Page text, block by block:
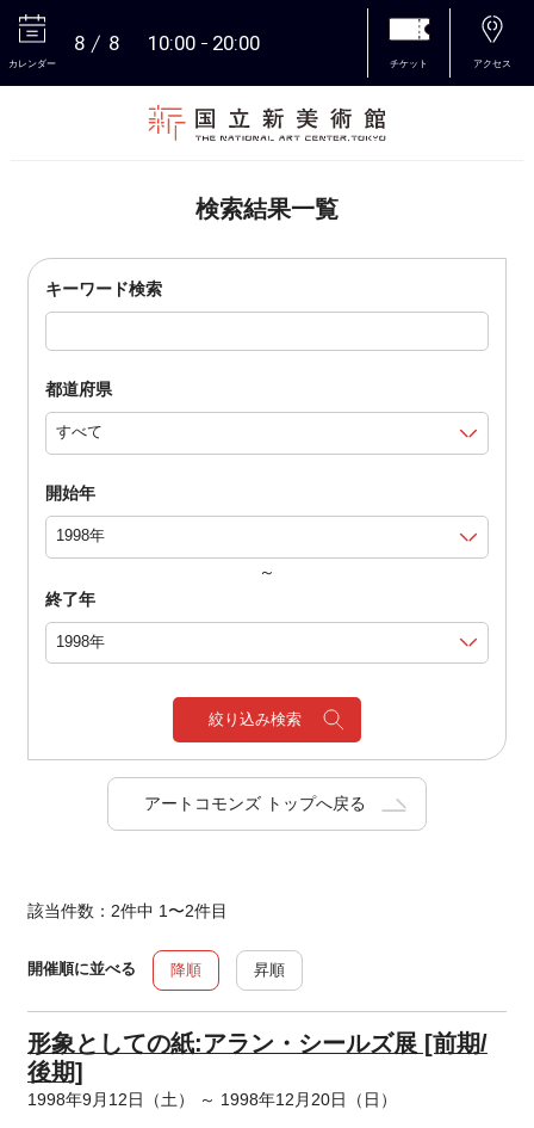
カレンダー
8 8 10:00 20:00
チケット アクセス
検索結果一覧
キーワード検索
都道府県
開始年
～
終了年
絞り込み検索
アートコモンズ トップへ戻る
該当件数：2件中 1〜2件目
開催順に並べる 降順 昇順
形象としての紙:アラン・シールズ展 [前期/
後期]
1998年9月12日（土） ～ 1998年12月20日（日）